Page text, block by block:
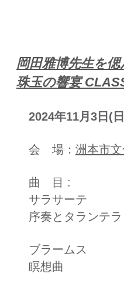
岡田雅博先生を
珠玉の響宴
2024年11月3日(
会 場： 洲本市
曲 目 :
サラサーテ
序奏とタランテラ
ブラームス
瞑想曲